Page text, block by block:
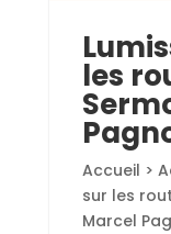
les
Accueil >
sur les
Marcel